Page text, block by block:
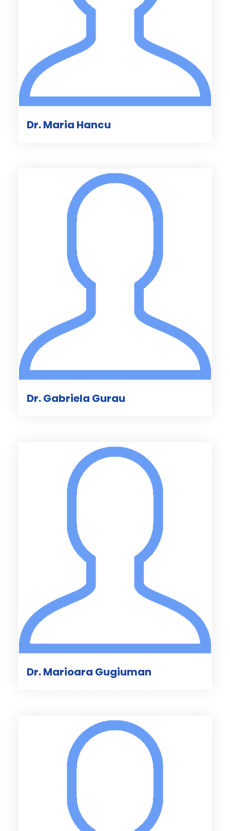
Dr. Maria Hancu
Dr. Gabriela Gurau
Dr. Marioara Gugiuman